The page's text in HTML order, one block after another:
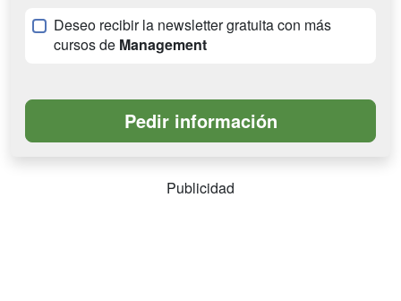
Deseo recibir la newsletter gratuita con más
cursos de Management
Publicidad